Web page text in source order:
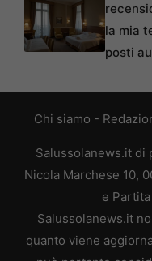
la mia
posti
Chi siamo -
Salussolanews.it di
Nicola Marchese 10,
e Partita
Salussolanews.it
quanto viene